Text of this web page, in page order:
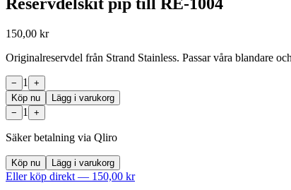
150,00 kr
Originalreservdel från Strand Stainless. Passar våra blandare
− 1
+
Köp nu
Lägg i varukorg
−
1 +
Säker betalning via Qliro
Köp nu Lägg i varukorg
Eller köp direkt — 150,00 kr